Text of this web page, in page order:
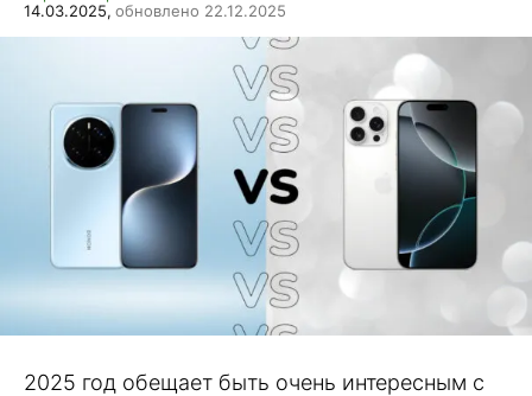
14.03.2025, обновлено 22.12.2025
2025 год обещает быть очень интересным с